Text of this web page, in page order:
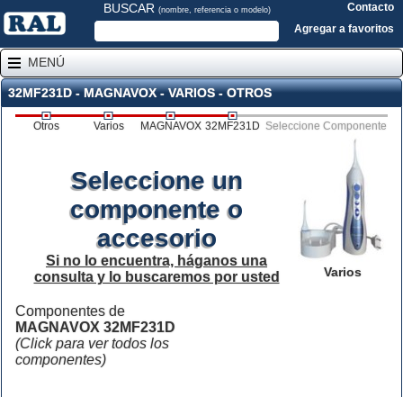
BUSCAR (nombre, referencia o modelo)
Contacto
Agregar a favoritos
MENÚ
32MF231D - MAGNAVOX - VARIOS - OTROS
Otros Varios MAGNAVOX 32MF231D Seleccione Componente
Varios
Seleccione un
componente o
accesorio
Si no lo encuentra, háganos una
consulta y lo buscaremos por usted
Componentes de
MAGNAVOX 32MF231D
(Click para ver todos los
componentes)